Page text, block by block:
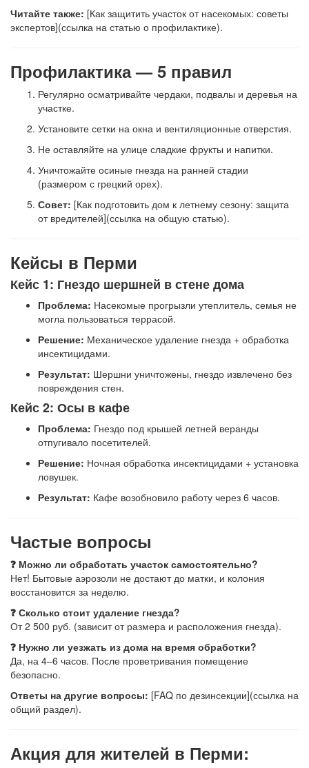
Читайте также: [Как защитить участок от насекомых: советы
экспертов](ссылка на статью о профилактике).
Профилактика — 5 правил
Регулярно осматривайте чердаки, подвалы и деревья на
участке.
Установите сетки на окна и вентиляционные отверстия.
Не оставляйте на улице сладкие фрукты и напитки.
Уничтожайте осиные гнезда на ранней стадии
(размером с грецкий орех).
Совет: [Как подготовить дом к летнему сезону: защита
от вредителей](ссылка на общую статью).
Кейсы в Перми
Кейс 1: Гнездо шершней в стене дома
Проблема: Насекомые прогрызли утеплитель, семья не
могла пользоваться террасой.
Решение: Механическое удаление гнезда + обработка
инсектицидами.
Результат: Шершни уничтожены, гнездо извлечено без
повреждения стен.
Кейс 2: Осы в кафе
Проблема: Гнездо под крышей летней веранды
отпугивало посетителей.
Решение: Ночная обработка инсектицидами + установка
ловушек.
Результат: Кафе возобновило работу через 6 часов.
Частые вопросы
❓ Можно ли обработать участок самостоятельно?
Нет! Бытовые аэрозоли не достают до матки, и колония
восстановится за неделю.
❓ Сколько стоит удаление гнезда?
От 2 500 руб. (зависит от размера и расположения гнезда).
❓ Нужно ли уезжать из дома на время обработки?
Да, на 4–6 часов. После проветривания помещение
безопасно.
Ответы на другие вопросы: [FAQ по дезинсекции](ссылка на
общий раздел).
Акция для жителей в Перми: